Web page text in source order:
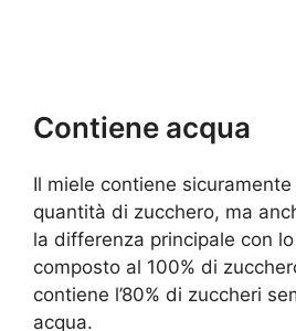
Contiene acqua
Il miele contiene
quantità di zucchero, ma
la differenza principale con
composto al 100% di
contiene l’80% di zuccheri
acqua.